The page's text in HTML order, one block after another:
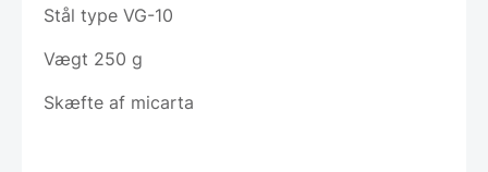
Stål type VG-10
Vægt 250 g
Skæfte af micarta